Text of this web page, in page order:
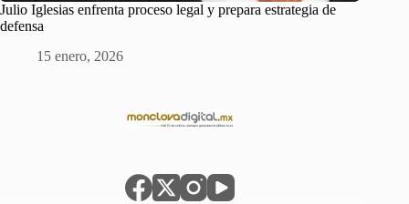
Julio Iglesias enfrenta proceso legal y prepara estrategia de
defensa
15 enero, 2026